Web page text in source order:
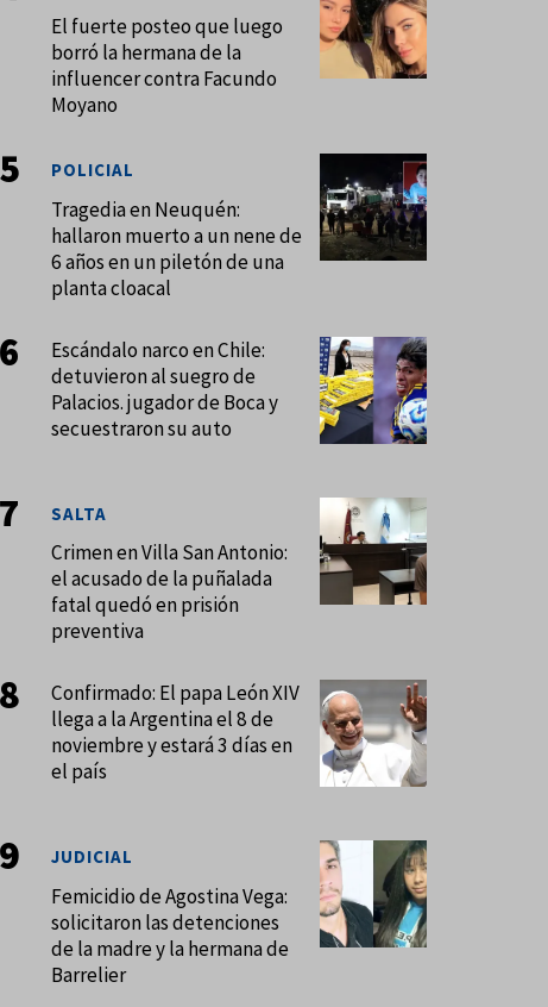
El fuerte posteo que luego
borró la hermana de la
influencer contra Facundo
Moyano
Tragedia en Neuquén:
hallaron muerto a un nene de
6 años en un piletón de una
planta cloacal
POLICIAL
Escándalo narco en Chile:
detuvieron al suegro de
Palacios. jugador de Boca y
secuestraron su auto
Crimen en Villa San Antonio:
el acusado de la puñalada
fatal quedó en prisión
preventiva
SALTA
Confirmado: El papa León XIV
llega a la Argentina el 8 de
noviembre y estará 3 días en
el país
Femicidio de Agostina Vega:
solicitaron las detenciones
de la madre y la hermana de
Barrelier
JUDICIAL